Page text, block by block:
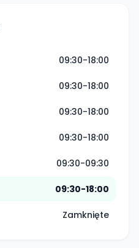
09:30-18:00
09:30-18:00
09:30-18:00
09:30-18:00
09:30-09:30
09:30-18:00
Zamknięte